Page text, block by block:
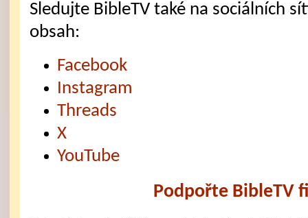
Sledujte BibleTV také na sociálních
obsah:
Facebook
Instagram
Threads
X
YouTube
Podpořte BibleTV